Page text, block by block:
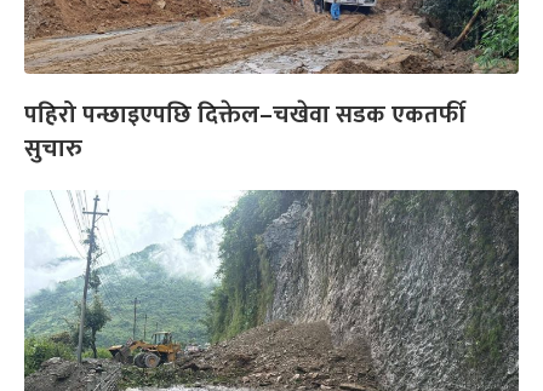
पहिरो पन्छाइएपछि दिक्तेल–चखेवा सडक एकतर्फी
सुचारु